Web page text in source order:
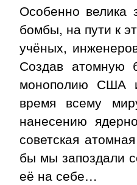
Особенно велика
бомбы, на пути к
учёных,
Создав атомную
монополию США
время всему
нанесению
советская
бы мы запоздали
её на себе…